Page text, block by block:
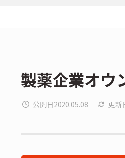
製薬企業オウ
公開日2020.05.08 更新